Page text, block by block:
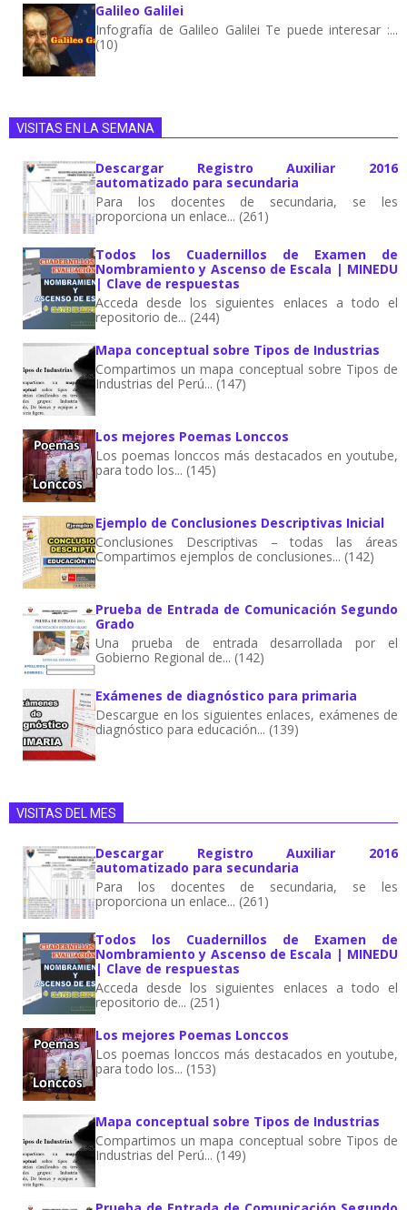
Galileo Galilei
Infografía de Galileo Galilei Te puede interesar :...
(10)
VISITAS EN LA SEMANA
Descargar Registro Auxiliar 2016
automatizado para secundaria
Para los docentes de secundaria, se les
proporciona un enlace... (261)
Todos los Cuadernillos de Examen de
Nombramiento y Ascenso de Escala | MINEDU
| Clave de respuestas
Acceda desde los siguientes enlaces a todo el
repositorio de... (244)
Mapa conceptual sobre Tipos de Industrias
Compartimos un mapa conceptual sobre Tipos de
Industrias del Perú... (147)
Los mejores Poemas Lonccos
Los poemas lonccos más destacados en youtube,
para todo los... (145)
Ejemplo de Conclusiones Descriptivas Inicial
Conclusiones Descriptivas – todas las áreas
Compartimos ejemplos de conclusiones... (142)
Prueba de Entrada de Comunicación Segundo
Grado
Una prueba de entrada desarrollada por el
Gobierno Regional de... (142)
Exámenes de diagnóstico para primaria
Descargue en los siguientes enlaces, exámenes de
diagnóstico para educación... (139)
VISITAS DEL MES
Descargar Registro Auxiliar 2016
automatizado para secundaria
Para los docentes de secundaria, se les
proporciona un enlace... (261)
Todos los Cuadernillos de Examen de
Nombramiento y Ascenso de Escala | MINEDU
| Clave de respuestas
Acceda desde los siguientes enlaces a todo el
repositorio de... (251)
Los mejores Poemas Lonccos
Los poemas lonccos más destacados en youtube,
para todo los... (153)
Mapa conceptual sobre Tipos de Industrias
Compartimos un mapa conceptual sobre Tipos de
Industrias del Perú... (149)